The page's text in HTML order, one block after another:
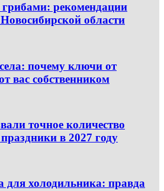
грибами: рекомендации
области
почему ключи от
вас собственником
точное количество
в 2027 году
для холодильника: правда